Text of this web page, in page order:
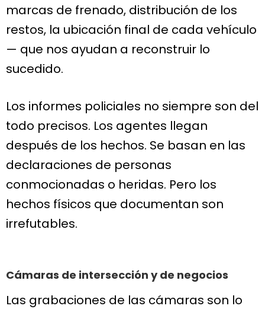
marcas de frenado, distribución de los
restos, la ubicación final de cada vehículo
— que nos ayudan a reconstruir lo
sucedido.
Los informes policiales no siempre son del
todo precisos. Los agentes llegan
después de los hechos. Se basan en las
declaraciones de personas
conmocionadas o heridas. Pero los
hechos físicos que documentan son
irrefutables.
Cámaras de intersección y de negocios
Las grabaciones de las cámaras son lo